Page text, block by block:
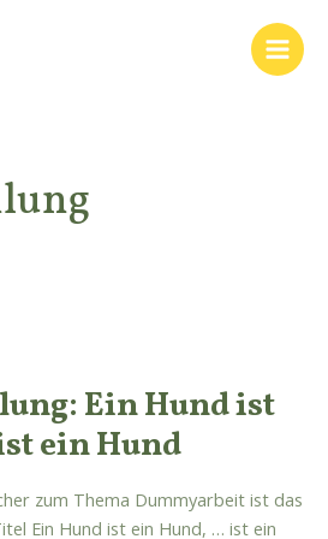
Main
Ein Hund ist
ein Hund
zum Thema Dummyarbeit ist das
Ein Hund ist ein Hund, … ist ein